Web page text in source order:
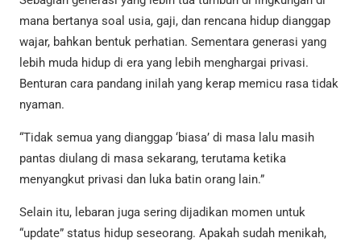
mana bertanya soal usia, gaji, dan rencana hidup dianggap
wajar, bahkan bentuk perhatian. Sementara generasi yang
lebih muda hidup di era yang lebih menghargai privasi.
Benturan cara pandang inilah yang kerap memicu rasa tidak
nyaman.
“Tidak semua yang dianggap ‘biasa’ di masa lalu masih
pantas diulang di masa sekarang, terutama ketika
menyangkut privasi dan luka batin orang lain.”
Selain itu, lebaran juga sering dijadikan momen untuk
“update” status hidup seseorang. Apakah sudah menikah,